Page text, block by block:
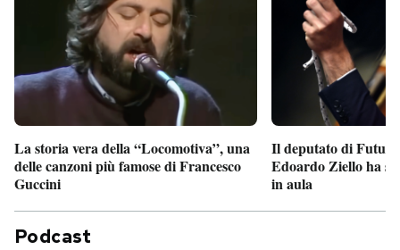
La storia vera della “Locomotiva”, una
delle canzoni più famose di Francesco
Guccini
Il deputato di
Edoardo Ziello ha
in aula
Podcast